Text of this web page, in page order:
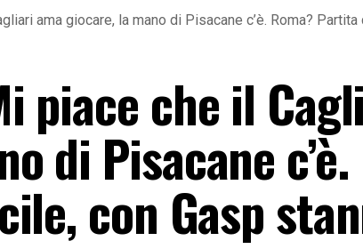
ama giocare, la mano di Pisacane c’è. Roma?
piace che il
di Pisacane c’è.
con Gasp